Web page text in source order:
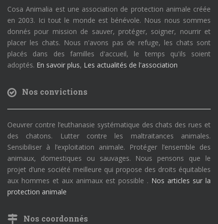
Cosa Animalia est une association de protection animale créée
en 2003. Ici tout le monde est bénévole. Nous nous sommes
donnés pour mission de sauver, protéger, soigner, nourrir et
placer les chats. Nous n'avons pas de refuge, les chats sont
placés dans des familles d'accueil, le temps qu'ils soient
adoptés. En savoir plus, Les actualités de l'association
Nos convictions
Oeuvrer contre l’euthanasie systématique des chats des rues et
des chatons. Lutter contre les maltraitances animales.
Sensibiliser à l’exploitation animale. Protéger l’ensemble des
animaux, domestiques ou sauvages. Nous pensons que le
projet d’une société meilleure qui propose des droits équitables
aux hommes et aux animaux est possible . Nos articles sur la
protection animale
Nos coordonnés